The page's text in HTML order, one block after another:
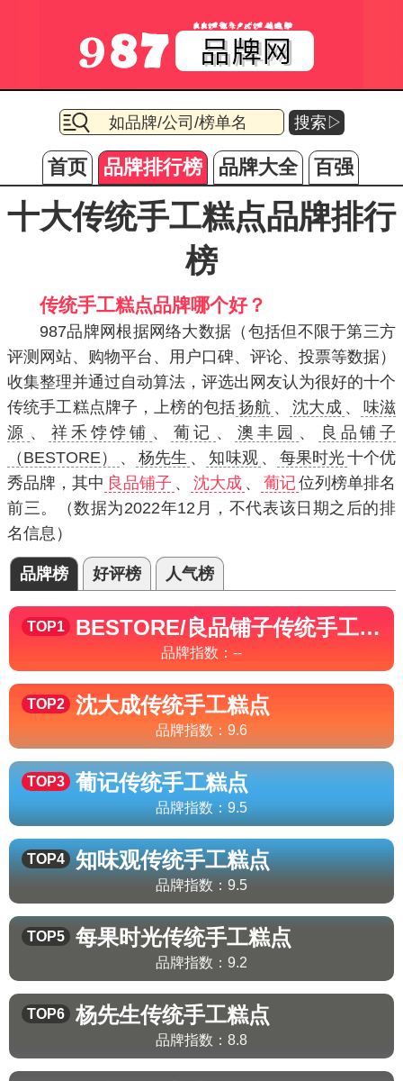
搜索▷
首页 品牌排行榜 品牌大全 百强
十大传统手工糕点品牌排行
榜
传统手工糕点品牌哪个好？
987品牌网根据网络大数据（包括但不限于第三方
评测网站、购物平台、用户口碑、评论、投票等数据）
收集整理并通过自动算法，评选出网友认为很好的十个
传统手工糕点牌子，上榜的包括扬航 、 沈大成 、
味滋
源 、 祥禾饽饽铺 、 葡记 、 澳丰园 、
良品铺子
（BESTORE）
、 杨先生 、 知味观 、 每果时光十个优
秀品牌，其中 良品铺子 、 沈大成 、 葡记位列榜单排名
前三。（数据为2022年12月，不代表该日期之后的排
名信息）
品牌榜 好评榜 人气榜
TOP1 BESTORE/良品铺子传统手工糕点
品牌指数： --
TOP2 沈大成传统手工糕点
品牌指数： 9.6
TOP3 葡记传统手工糕点
品牌指数： 9.5
TOP4 知味观传统手工糕点
品牌指数： 9.5
TOP5 每果时光传统手工糕点
品牌指数： 9.2
TOP6 杨先生传统手工糕点
品牌指数： 8.8